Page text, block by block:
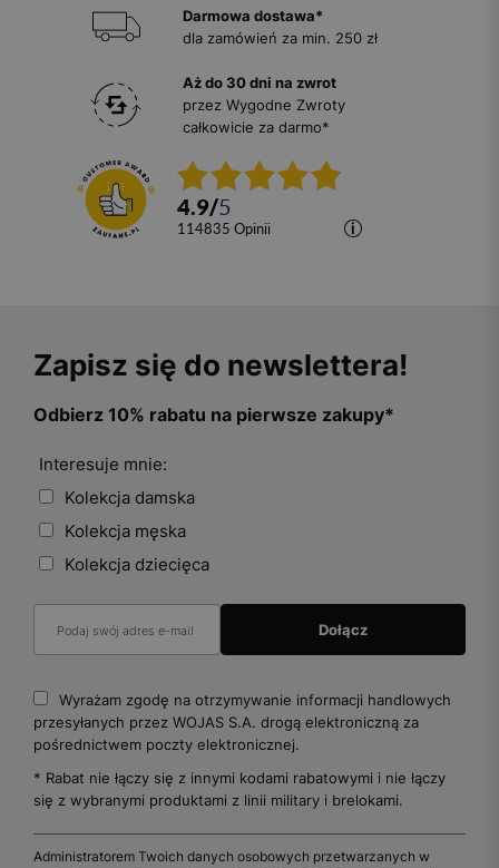
Darmowa dostawa*
dla zamówień za min. 250 zł
Aż do 30 dni na zwrot
przez Wygodne Zwroty
całkowicie za darmo*
4.9/5
114835 opinii
Zapisz się do newslettera!
Odbierz 10% rabatu na pierwsze zakupy*
Interesuje mnie:
Kolekcja damska
Kolekcja męska
Kolekcja dziecięca
Wyrażam zgodę na otrzymywanie informacji handlowych
przesyłanych przez WOJAS S.A. drogą elektroniczną za
pośrednictwem poczty elektronicznej.
* Rabat nie łączy się z innymi kodami rabatowymi i nie łączy
się z wybranymi produktami z linii military i brelokami.
Administratorem Twoich danych osobowych przetwarzanych w